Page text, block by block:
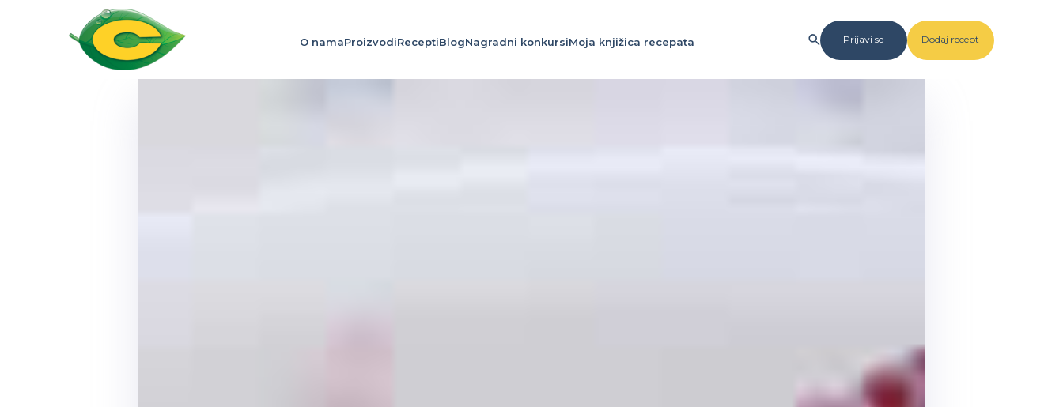
O namaProizvodiReceptiBlogNagradni konkursiMoja knjižica recepata Prijavi se Dodaj recept